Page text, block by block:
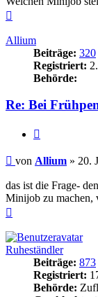
Allium
Beiträge: 320
Registriert:
Behörde:
Re: Bei
Beitrag
von Allium » 20.
das ist die Frage-
Minijob zu machen,
Ruheständler
Beiträge: 873
Registriert:
Behörde: